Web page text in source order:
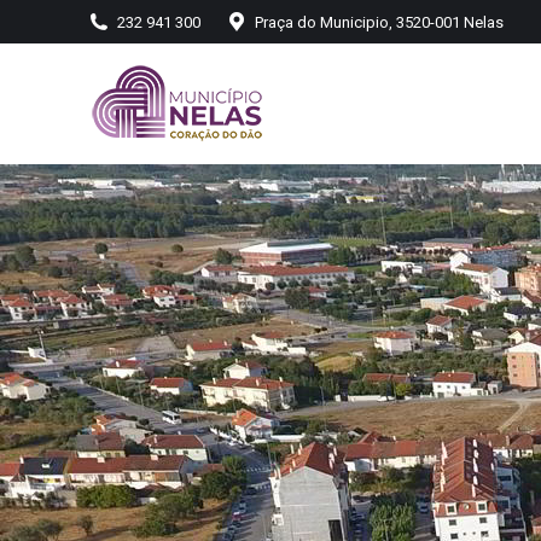
232 941 300 Praça do Municipio, 3520-001 Nelas